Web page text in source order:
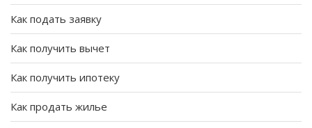
Как подать заявку
Как получить вычет
Как получить ипотеку
Как продать жилье